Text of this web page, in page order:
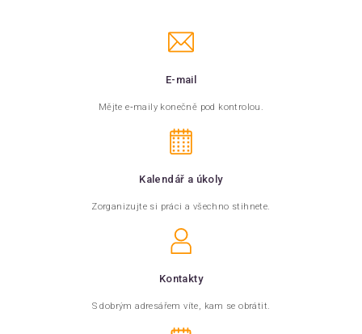
E-mail
Mějte e‑maily konečně pod kontrolou.
Kalendář a úkoly
Zorganizujte si práci a všechno stihnete.
Kontakty
S dobrým adresářem víte, kam se obrátit.